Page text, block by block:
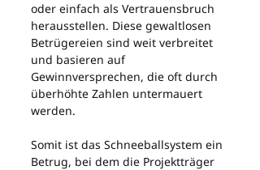
oder einfach als Vertrauensbruch
herausstellen. Diese gewaltlosen
Betrügereien sind weit verbreitet
und basieren auf
Gewinnversprechen, die oft durch
überhöhte Zahlen untermauert
werden.
Somit ist das Schneeballsystem ein
Betrug, bei dem die Projektträger